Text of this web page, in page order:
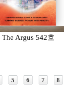
The Argus 542호
5 6 7 8